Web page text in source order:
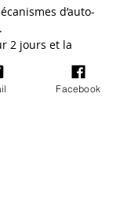
d’auto-
2 jours et la
à la
praticien reiki !
Facebook